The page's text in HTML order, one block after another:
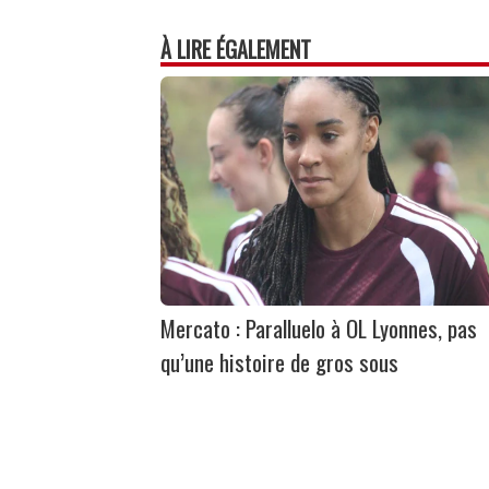
À LIRE ÉGALEMENT
Mercato : Paralluelo à OL Lyonnes, pas
qu’une histoire de gros sous